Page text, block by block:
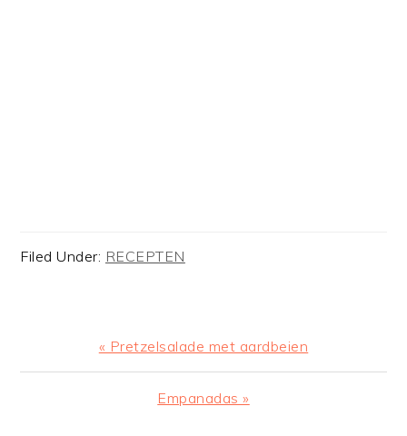
Filed Under: RECEPTEN
Previous
Post:
« Pretzelsalade met aardbeien
Next
Empanadas »